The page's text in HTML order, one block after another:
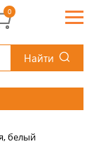
Найти
0
белый